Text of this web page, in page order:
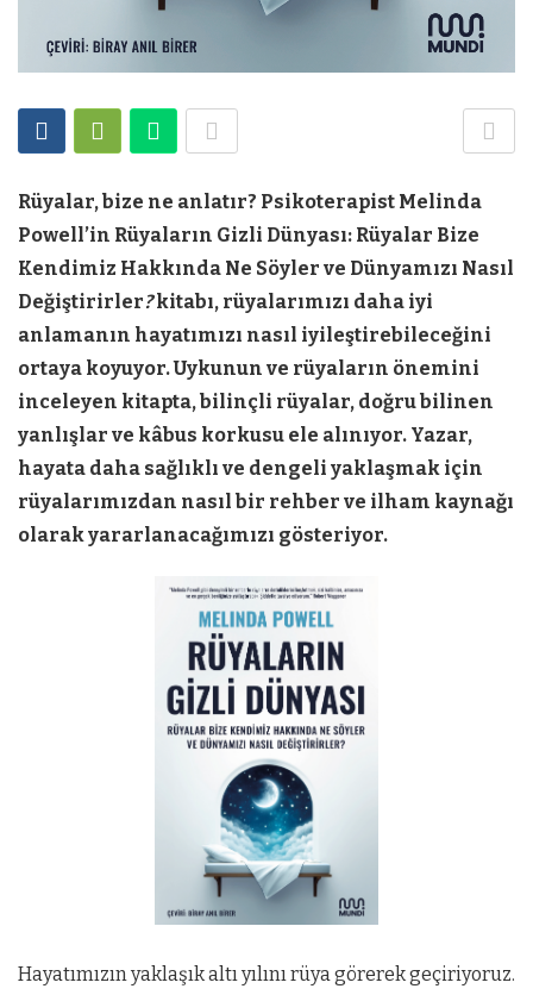
Rüyalar, bize ne anlatır? Psikoterapist Melinda
Powell’in Rüyaların Gizli Dünyası: Rüyalar Bize
Kendimiz Hakkında Ne Söyler ve Dünyamızı Nasıl
Değiştirirler?kitabı, rüyalarımızı daha iyi
anlamanın hayatımızı nasıl iyileştirebileceğini
ortaya koyuyor. Uykunun ve rüyaların önemini
inceleyen kitapta, bilinçli rüyalar, doğru bilinen
yanlışlar ve kâbus korkusu ele alınıyor. Yazar,
hayata daha sağlıklı ve dengeli yaklaşmak için
rüyalarımızdan nasıl bir rehber ve ilham kaynağı
olarak yararlanacağımızı gösteriyor.
Hayatımızın yaklaşık altı yılını rüya görerek geçiriyoruz.